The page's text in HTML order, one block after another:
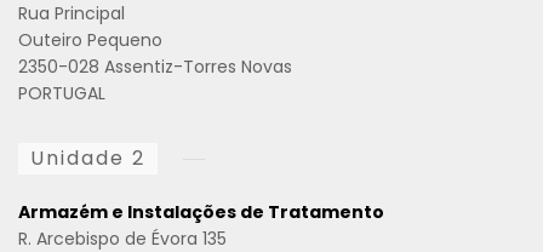
Rua Principal
Outeiro Pequeno
2350-028 Assentiz-Torres Novas
PORTUGAL
Unidade 2
Armazém e Instalações de Tratamento
R. Arcebispo de Évora 135